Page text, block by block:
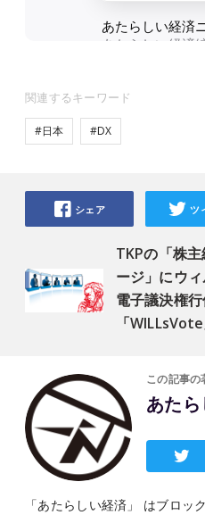
関連するキーワード
#日本 #DX
TKPの「株
ージ」にウ
電子議決権
「
シェア ツ
この記事の
あた
「あたらしい経済」 はブロッ